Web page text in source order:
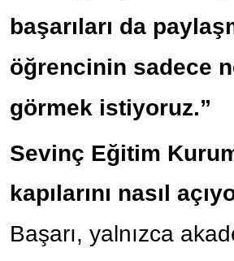
başarıları da
öğrencinin sadece
görmek istiyoruz.”
Sevinç Eğitim
kapılarını nasıl
Başarı, yalnızca